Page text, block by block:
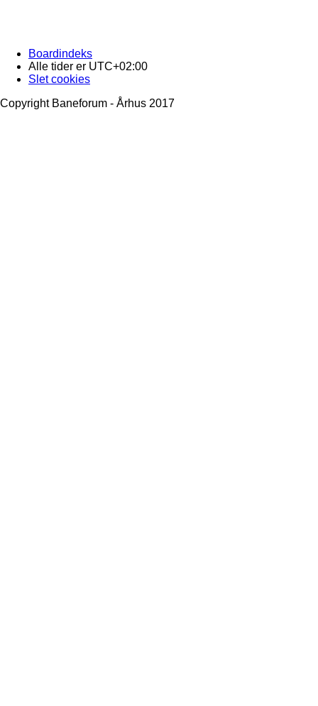
Boardindeks
Alle tider er UTC+02:00
Slet cookies
Copyright Baneforum - Århus 2017